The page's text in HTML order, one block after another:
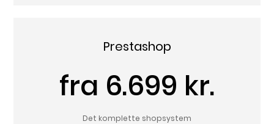
Prestashop
fra 6.699 kr.
Det komplette shopsystem